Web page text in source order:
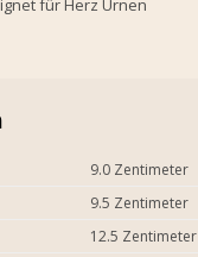
für Herz Urnen
9.0 Zentimeter
9.5 Zentimeter
12.5 Zentimeter